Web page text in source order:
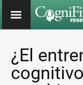
¿El
cognitivo